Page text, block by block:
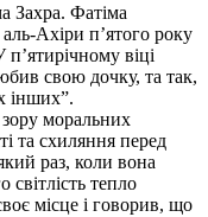
Захра. Фатіма
Ахіри п’ятого року
п’ятирічному віці
свою дочку, та так,
інших”.
зору моральних
та схиляння перед
раз, коли вона
тепло
місце і говорив, що